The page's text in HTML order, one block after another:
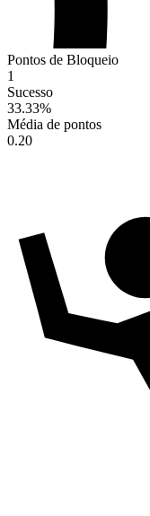
Pontos de Bloqueio
1
Sucesso
33.33%
Média de pontos
0.20